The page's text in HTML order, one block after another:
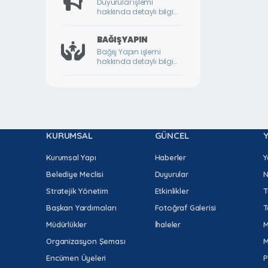
FATİH MAHALLESİ
GAZİ MAHALLESİ
GÜNDÜZBEY MAHALLESİ
HAMİDİYE MAHALLESİ
HIROĞLU MAHALLESİ
HOCA AHMET YESEVİ MAHALLESİ
İKİZCE MAHALLESİ
İLYAS MAHALLESİ
Duyurular işlemi
hakkında detaylı bilgi
BAĞIŞ YAPIN
Bağış Yapın işlemi
hakkında detaylı bilgi
KURUMSAL
Kurumsal Yapı
Belediye Meclisi
Stratejik Yönetim
Başkan Yardımcıları
Müdürlükler
Organizasyon Şeması
Encümen Üyeleri
GÜNCEL
Haberler
Duyurular
Etkinlikler
Fotoğraf Galerisi
İhaleler